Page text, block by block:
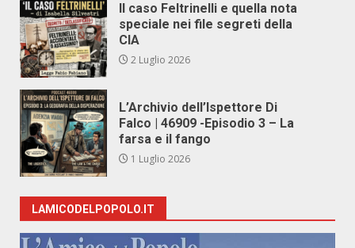
Il caso Feltrinelli e quella nota
speciale nei file segreti della
CIA
2 Luglio 2026
L’Archivio dell’Ispettore Di
Falco | 46909 -Episodio 3 – La
farsa e il fango
1 Luglio 2026
LAMICODELPOPOLO.IT